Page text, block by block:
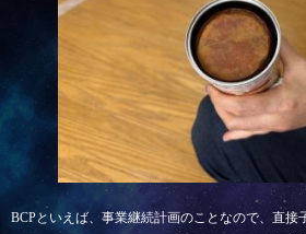
BCPといえば、事業継続計画のことなので、直接